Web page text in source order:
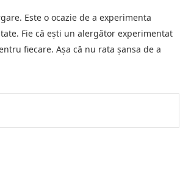
Este o ocazie de a experimenta
Fie că ești un alergător experimentat
fiecare. Așa că nu rata șansa de a